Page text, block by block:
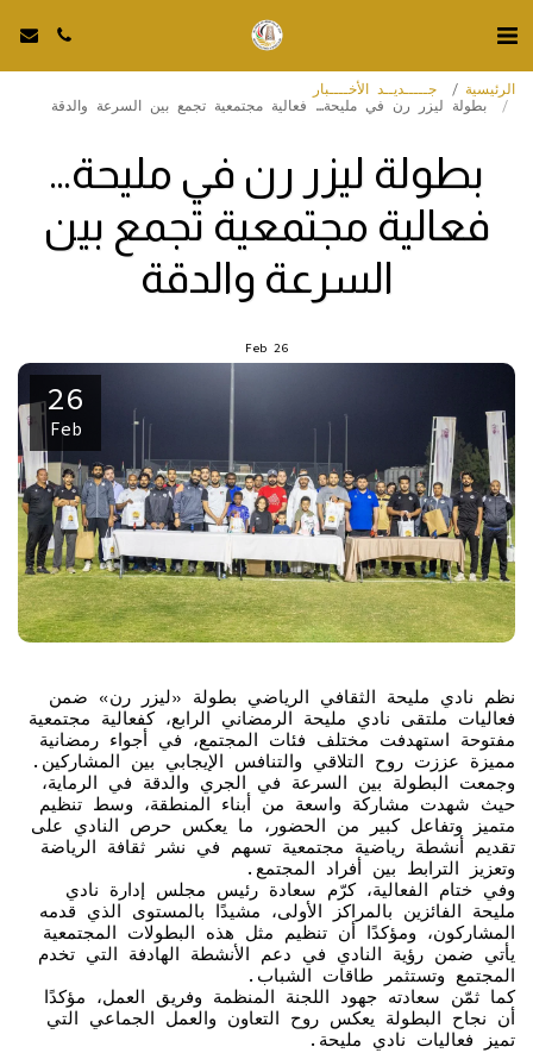
الرئيسية
جـــــديــد الأخــــبار
بطولة ليزر رن في مليحة… فعالية مجتمعية تجمع بين السرعة والدقة
بطولة ليزر رن في مليحة…
فعالية مجتمعية تجمع بين
السرعة والدقة
26
Feb
26
Feb
نظم نادي مليحة الثقافي الرياضي بطولة «ليزر رن» ضمن
فعاليات ملتقى نادي مليحة الرمضاني الرابع، كفعالية مجتمعية
مفتوحة استهدفت مختلف فئات المجتمع، في أجواء رمضانية
مميزة عززت روح التلاقي والتنافس الإيجابي بين المشاركين.
وجمعت البطولة بين السرعة في الجري والدقة في الرماية،
حيث شهدت مشاركة واسعة من أبناء المنطقة، وسط تنظيم
متميز وتفاعل كبير من الحضور، ما يعكس حرص النادي على
تقديم أنشطة رياضية مجتمعية تسهم في نشر ثقافة الرياضة
وتعزيز الترابط بين أفراد المجتمع.
وفي ختام الفعالية، كرّم سعادة رئيس مجلس إدارة نادي
مليحة الفائزين بالمراكز الأولى، مشيدًا بالمستوى الذي قدمه
المشاركون، ومؤكدًا أن تنظيم مثل هذه البطولات المجتمعية
يأتي ضمن رؤية النادي في دعم الأنشطة الهادفة التي تخدم
المجتمع وتستثمر طاقات الشباب.
كما ثمّن سعادته جهود اللجنة المنظمة وفريق العمل، مؤكدًا
أن نجاح البطولة يعكس روح التعاون والعمل الجماعي التي
تميز فعاليات نادي مليحة.